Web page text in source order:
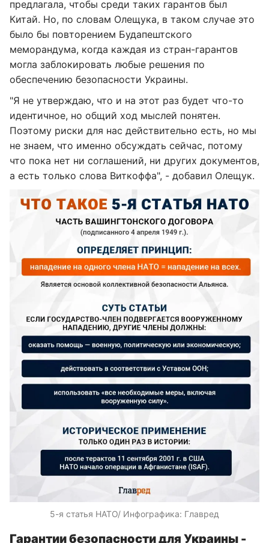
предлагала, чтобы среди таких гарантов был
Китай. Но, по словам Олещука, в таком случае это
было бы повторением Будапештского
меморандума, когда каждая из стран-гарантов
могла заблокировать любые решения по
обеспечению безопасности Украины.
"Я не утверждаю, что и на этот раз будет что-то
идентичное, но общий ход мыслей понятен.
Поэтому риски для нас действительно есть, но мы
не знаем, что именно обсуждать сейчас, потому
что пока нет ни соглашений, ни других документов,
а есть только слова Виткоффа", - добавил Олещук.
5-я статья НАТО/ Инфографика: Главред
Гарантии безопасности для Украины -